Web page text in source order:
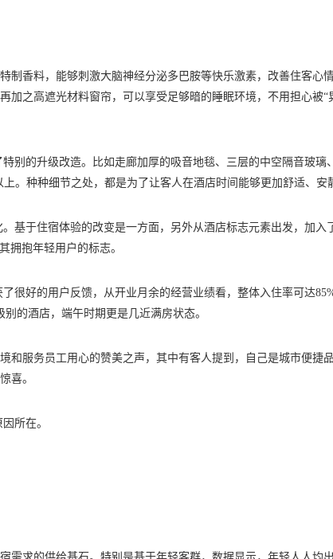
制香料，能够刺激大脑神经分泌多巴胺等快乐激素，改善住客心
加之高遮光材料窗帘，可以享受足够暗的睡眠环境，不用担心被“
别的升级改造。比如走廊加厚的吸音地毯、三层的中空隔音玻璃
。种种细节之处，都是为了让客人在酒店时间能够更加舒适、安
基于住宿体验的改变是一方面，另外从酒店标志元素出发，加入
拥抱年轻用户的标志。
很好的用户反馈，从开业月余的经营业绩看，整体入住率可达
的酒店，端午时期更是几近满房状态。
和服务员工用心的赞美之声，其中有客人提到，自己是城市便捷
喜。
所在。